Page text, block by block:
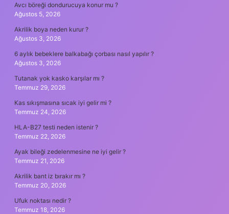
Avcı böreği dondurucuya konur mu ?
Ağustos 5, 2026
Akrilik boya neden kurur ?
Ağustos 3, 2026
6 aylık bebeklere balkabağı çorbası nasıl yapılır ?
Ağustos 3, 2026
Tutanak yok kasko karşılar mı ?
Temmuz 29, 2026
Kas sıkışmasına sıcak iyi gelir mi ?
Temmuz 24, 2026
HLA-B27 testi neden istenir ?
Temmuz 22, 2026
Ayak bileği zedelenmesine ne iyi gelir ?
Temmuz 21, 2026
Akrilik bant iz bırakır mı ?
Temmuz 20, 2026
Ufuk noktası nedir ?
Temmuz 18, 2026